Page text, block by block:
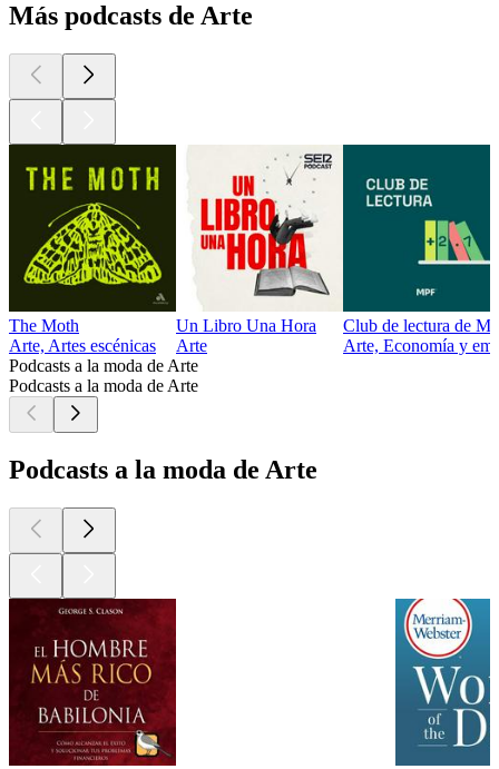
Más podcasts de Arte
The Moth
Arte, Artes escénicas
Un Libro Una Hora
Arte
Club de lectura de
Arte, Economía y
Podcasts a la moda de Arte
Podcasts a la moda de Arte
Podcasts a la moda de Arte